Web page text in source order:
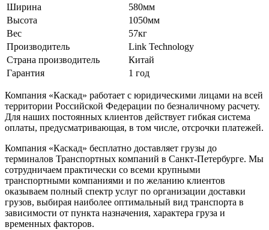
Ширина
580мм
Высота
1050мм
Вес
57кг
Производитель
Link Technology
Страна производитель
Китай
Гарантия
1 год
Компания «Каскад» работает с юридическими лицами на всей
территории Российской Федерации по безналичному расчету.
Для наших постоянных клиентов действует гибкая система
оплаты, предусматривающая, в том числе, отсрочки платежей.
Компания «Каскад» бесплатно доставляет грузы до
терминалов Транспортных компаний в Санкт-Петербурге. Мы
сотрудничаем практически со всеми крупными
транспортными компаниями и по желанию клиентов
оказываем полный спектр услуг по организации доставки
грузов, выбирая наиболее оптимальный вид транспорта в
зависимости от пункта назначения, характера груза и
временных факторов.